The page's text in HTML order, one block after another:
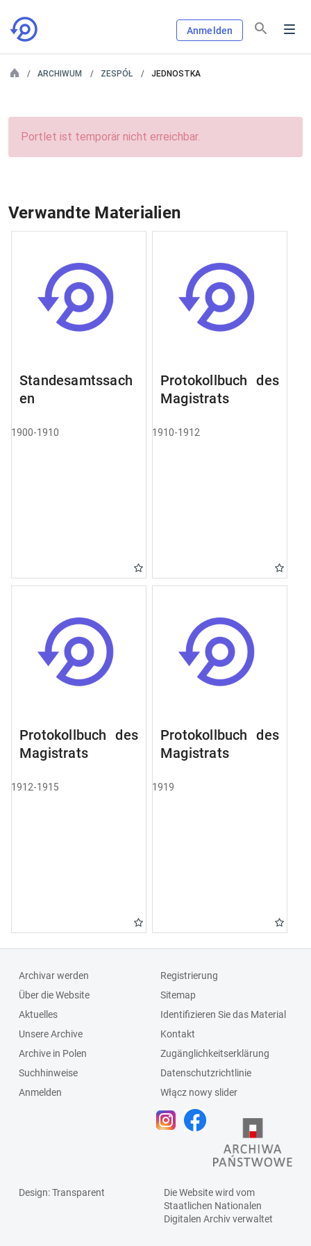
Anmelden
ARCHIWUM ZESPÓŁ JEDNOSTKA
Portlet ist temporär nicht erreichbar.
Verwandte Materialien
Standesamtssach
en
1900-1910
Protokollbuch des
Magistrats
1910-1912
Protokollbuch des
Magistrats
1912-1915
Protokollbuch des
Magistrats
1919
Archivar werden
Über die Website
Aktuelles
Unsere Archive
Archive in Polen
Suchhinweise
Anmelden
Registrierung
Sitemap
Identifizieren Sie das Material
Kontakt
Zugänglichkeitserklärung
Datenschutzrichtlinie
Włącz nowy slider
Design: Transparent
Die Website wird vom
Staatlichen Nationalen
Digitalen Archivverwaltet